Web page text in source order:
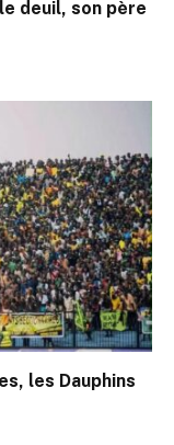
deuil, son père
les Dauphins